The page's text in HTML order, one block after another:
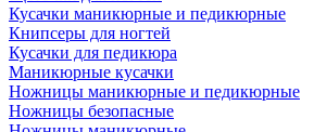
Кусачки маникюрные и педикюрные
Книпсеры для ногтей
Кусачки для педикюра
Маникюрные кусачки
Ножницы маникюрные и педикюрные
Ножницы безопасные